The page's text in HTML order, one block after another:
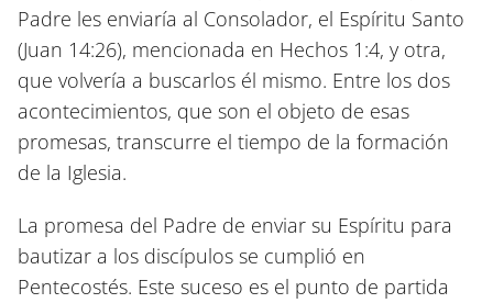
Padre les enviaría al Consolador, el Espíritu Santo
(Juan 14:26), mencionada en Hechos 1:4, y otra,
que volvería a buscarlos él mismo. Entre los dos
acontecimientos, que son el objeto de esas
promesas, transcurre el tiempo de la formación
de la Iglesia.
La promesa del Padre de enviar su Espíritu para
bautizar a los discípulos se cumplió en
Pentecostés. Este suceso es el punto de partida